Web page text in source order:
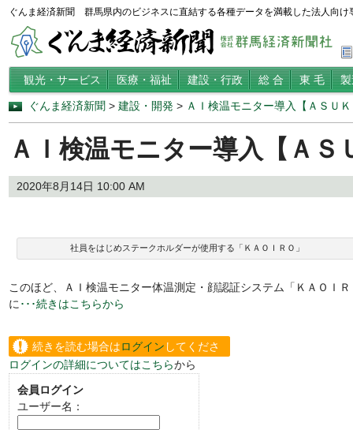
ぐんま経済新聞 群馬県内のビジネスに直結する各種データを満載した法人向け
観光・サービス 医療・福祉 建設・行政 総 合 東 毛
ぐんま経済新聞 > 建設・開発 > ＡＩ検温モニター導入【ＡＳＵ
ＡＩ検温モニター導入【ＡＳ
2020年8月14日 10:00 AM
社員をはじめステークホルダーが使用する「ＫＡＯＩＲＯ」
このほど、ＡＩ検温モニター体温測定・顔認証システム「ＫＡＯＩ
に ･･･続きはこちらから
続きを読む場合はログイン してくださ
い。
ログインの詳細についてはこちらから
会員ログイン
ユーザー名：